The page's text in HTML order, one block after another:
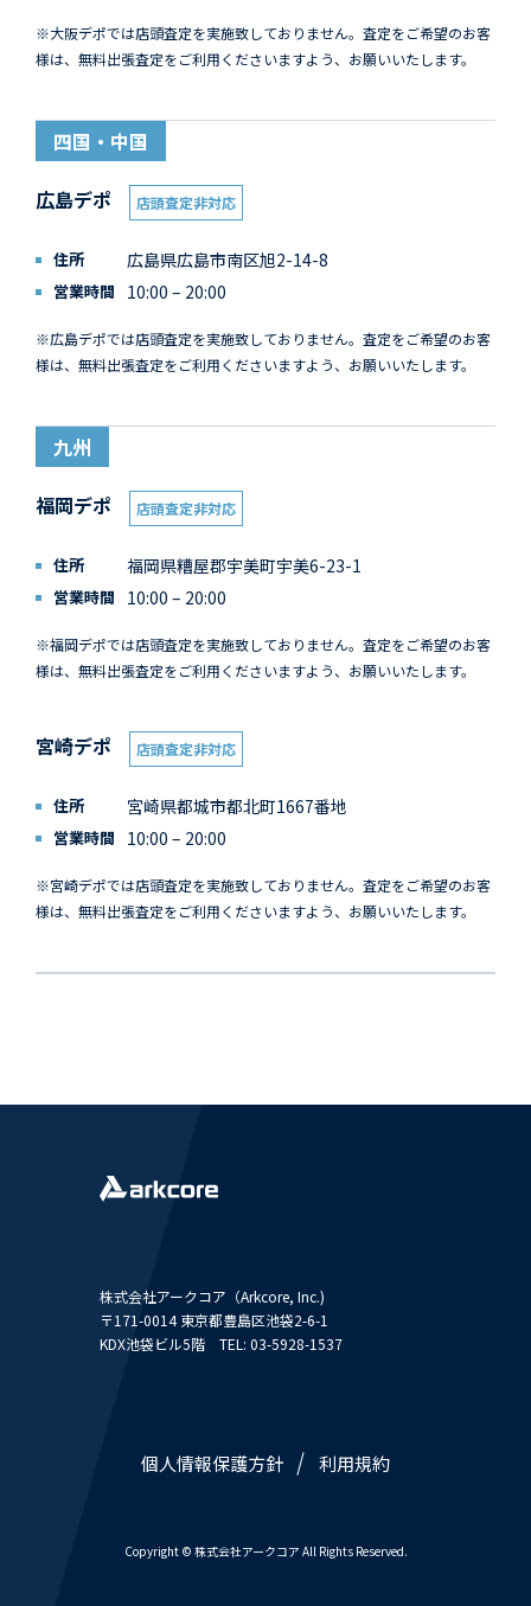
※大阪デポでは店頭査定を実施致しておりません。査定をご希望のお客
様は、無料出張査定をご利用くださいますよう、お願いいたします。
四国・中国
広島デポ 店頭査定非対応
住所 広島県広島市南区旭2-14-8
営業時間 10:00 – 20:00
※広島デポでは店頭査定を実施致しておりません。査定をご希望のお客
様は、無料出張査定をご利用くださいますよう、お願いいたします。
九州
福岡デポ 店頭査定非対応
住所 福岡県糟屋郡宇美町宇美6-23-1
営業時間 10:00 – 20:00
※福岡デポでは店頭査定を実施致しておりません。査定をご希望のお客
様は、無料出張査定をご利用くださいますよう、お願いいたします。
宮崎デポ 店頭査定非対応
住所 宮崎県都城市都北町1667番地
営業時間 10:00 – 20:00
※宮崎デポでは店頭査定を実施致しておりません。査定をご希望のお客
様は、無料出張査定をご利用くださいますよう、お願いいたします。
株式会社アークコア（Arkcore, Inc.)
〒171-0014 東京都豊島区池袋2-6-1
KDX池袋ビル5階 TEL: 03-5928-1537
Copyright © 株式会社アークコア All Rights Reserved.
個人情報保護方針 利用規約